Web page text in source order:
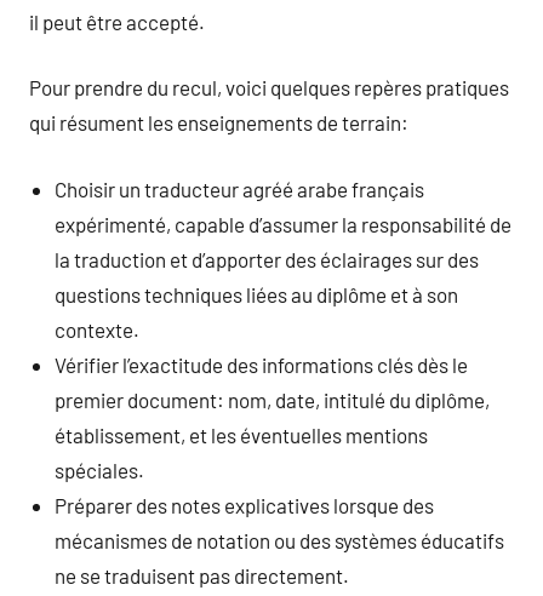
il peut être accepté.
Pour prendre du recul, voici quelques repères pratiques
qui résument les enseignements de terrain:
Choisir un traducteur agréé arabe français
expérimenté, capable d’assumer la responsabilité de
la traduction et d’apporter des éclairages sur des
questions techniques liées au diplôme et à son
contexte.
Vérifier l’exactitude des informations clés dès le
premier document: nom, date, intitulé du diplôme,
établissement, et les éventuelles mentions
spéciales.
Préparer des notes explicatives lorsque des
mécanismes de notation ou des systèmes éducatifs
ne se traduisent pas directement.